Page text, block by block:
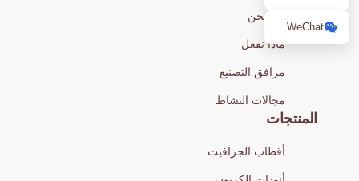
من نحن
ماذا نفعل
مرافق التصنيع
مجالات النشاط
المنتجات
أقطاب الجرافيت
WeChat